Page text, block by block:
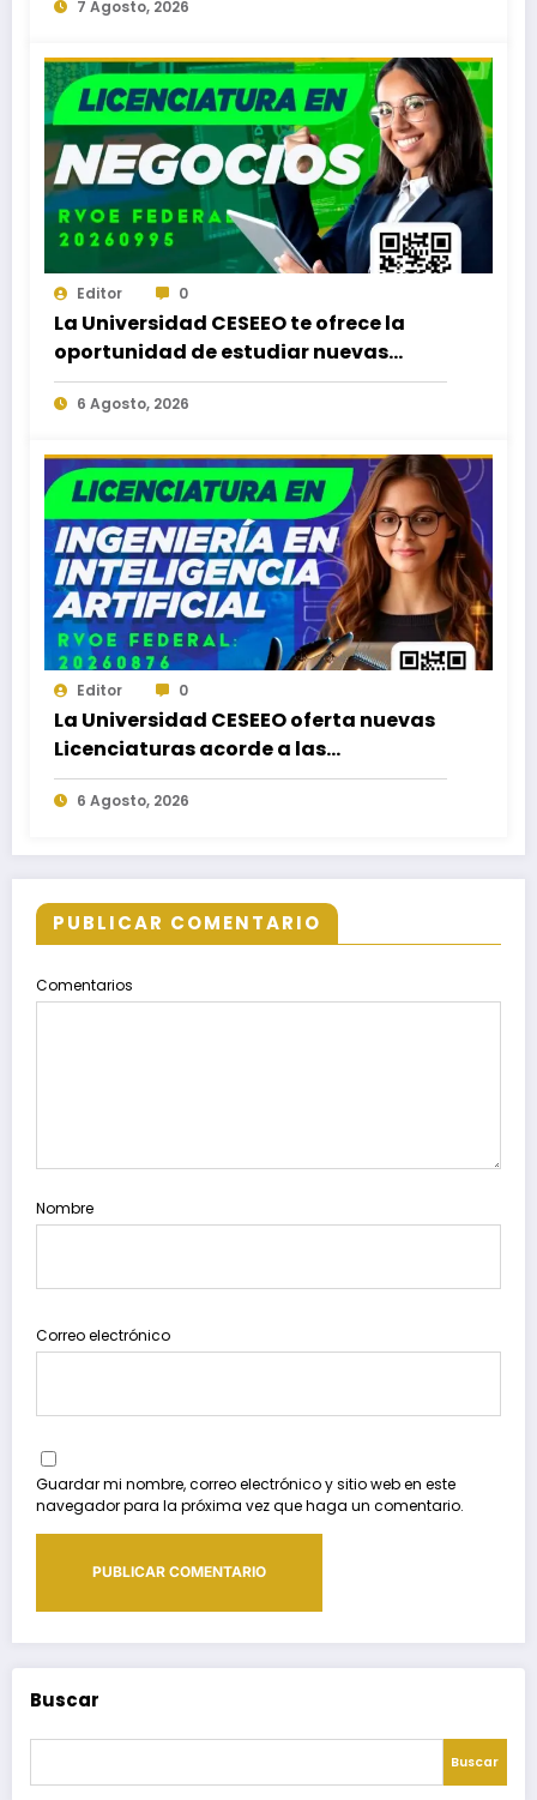
7 Agosto, 2026
Editor 0
La Universidad CESEEO te ofrece la
oportunidad de estudiar nuevas
Licenciaturas en los Campus Oaxaca,
Puerto Escondido, Ixtepec y en la
6 Agosto, 2026
Editor 0
La Universidad CESEEO oferta nuevas
Licenciaturas acorde a las
necesidades educativas de los
egresados de escuelas del nivel medio
6 Agosto, 2026
PUBLICAR COMENTARIO
Comentarios
Nombre
Correo electrónico
Guardar mi nombre, correo electrónico y sitio web en este
navegador para la próxima vez que haga un comentario.
Buscar
Buscar